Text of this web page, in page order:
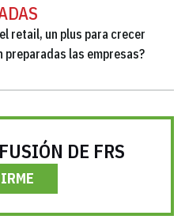
retail, un plus para crecer
las empresas?
DE FRS